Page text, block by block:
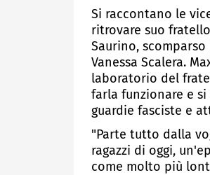
Si raccontano le
ritrovare suo
Saurino,
Vanessa Scalera.
laboratorio del
farla funzionare e
guardie fasciste e
"Parte tutto dalla
ragazzi di oggi,
come molto più